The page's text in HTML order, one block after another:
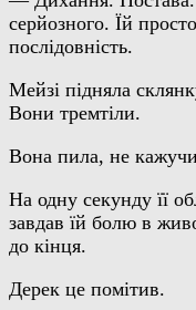
серйозного. Їй
послідовність.
Мейзі підняла
Вони тремтіли.
Вона пила, не
На одну секунду її
завдав їй болю в
до кінця.
Дерек це помітив.